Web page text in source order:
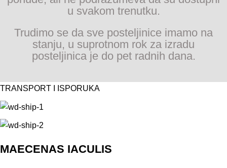
u svakom trenutku.
Trudimo se da sve posteljinice imamo na
stanju, u suprotnom rok za izradu
posteljinica je do pet radnih dana.
TRANSPORT I ISPORUKA
MAECENAS IACULIS